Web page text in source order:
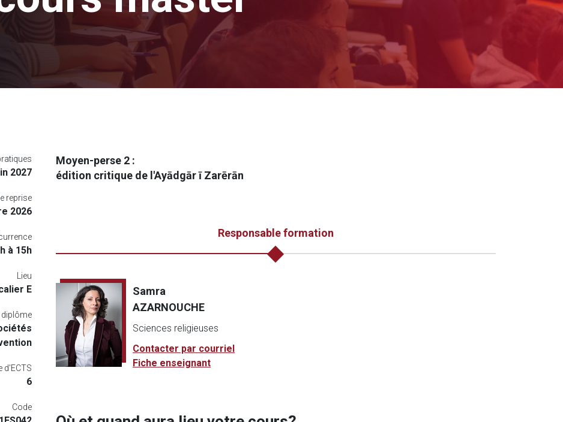
2027
reprise
2026
à 15h
Lieu
E
diplôme
d'ECTS
6
Code
Moyen-perse 2 :
édition critique de l'Ayādgār ī Zarērān
Responsable formation
Samra
AZARNOUCHE
Sciences religieuses
Contacter par courriel
Fiche enseignant